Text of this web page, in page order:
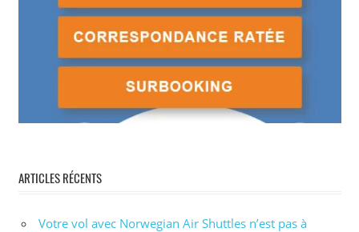
ARTICLES RÉCENTS
Votre vol avec Norwegian Air Shuttles n’est pas à